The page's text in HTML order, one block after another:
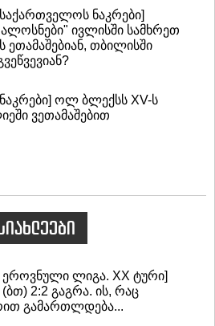
საქართველოს ნაკრები]
ივლისში სამხრეთ
ეთამაშებიან, თბილისში
ნაკრები] ოლ ბლექსს XV-ს
ვეთამაშებით
ეროვნული ლიგა. XX ტური]
2:2 გაგრა. ის, რაც
გამართლდება...